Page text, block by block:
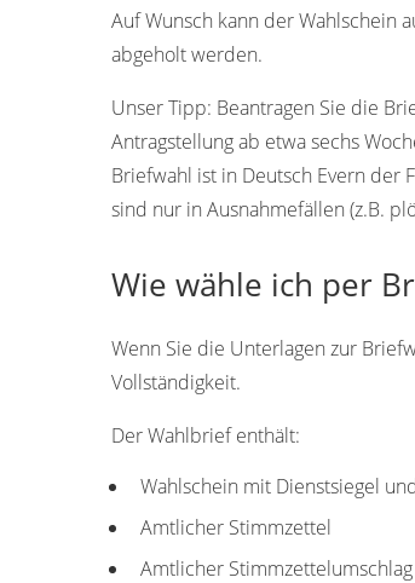
Auf Wunsch kann der Wahlschein
abgeholt werden.
Unser Tipp: Beantragen Sie die
Antragstellung ab etwa sechs
Briefwahl ist in Deutsch Evern der
sind nur in Ausnahmefällen (z.B.
Wie wähle ich per
Wenn Sie die Unterlagen zur
Vollständigkeit.
Der Wahlbrief enthält:
Wahlschein mit Dienstsiegel
Amtlicher Stimmzettel
Amtlicher